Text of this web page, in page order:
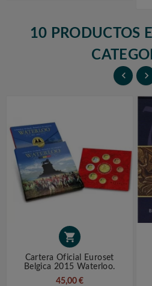
10 PRODUCTOS
 

Cartera Oficial Euroset
Belgica 2015 Waterloo.
45,00 €